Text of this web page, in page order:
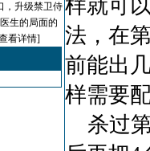
，升级禁卫侍
生的局面的
看详情]
样就可
法，在
前能出
样需要
杀过第